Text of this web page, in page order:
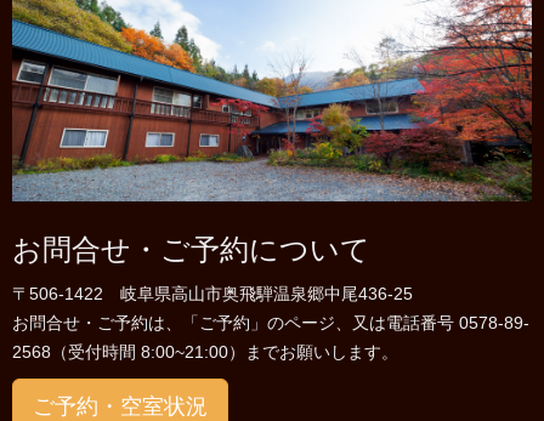
お問合せ・ご予約について
〒506-1422 岐阜県高山市奥飛騨温泉郷中尾436-25
お問合せ・ご予約は、「ご予約」のページ、又は電話番号 0578-89-
2568（受付時間 8:00~21:00）までお願いします。
ご予約・空室状況